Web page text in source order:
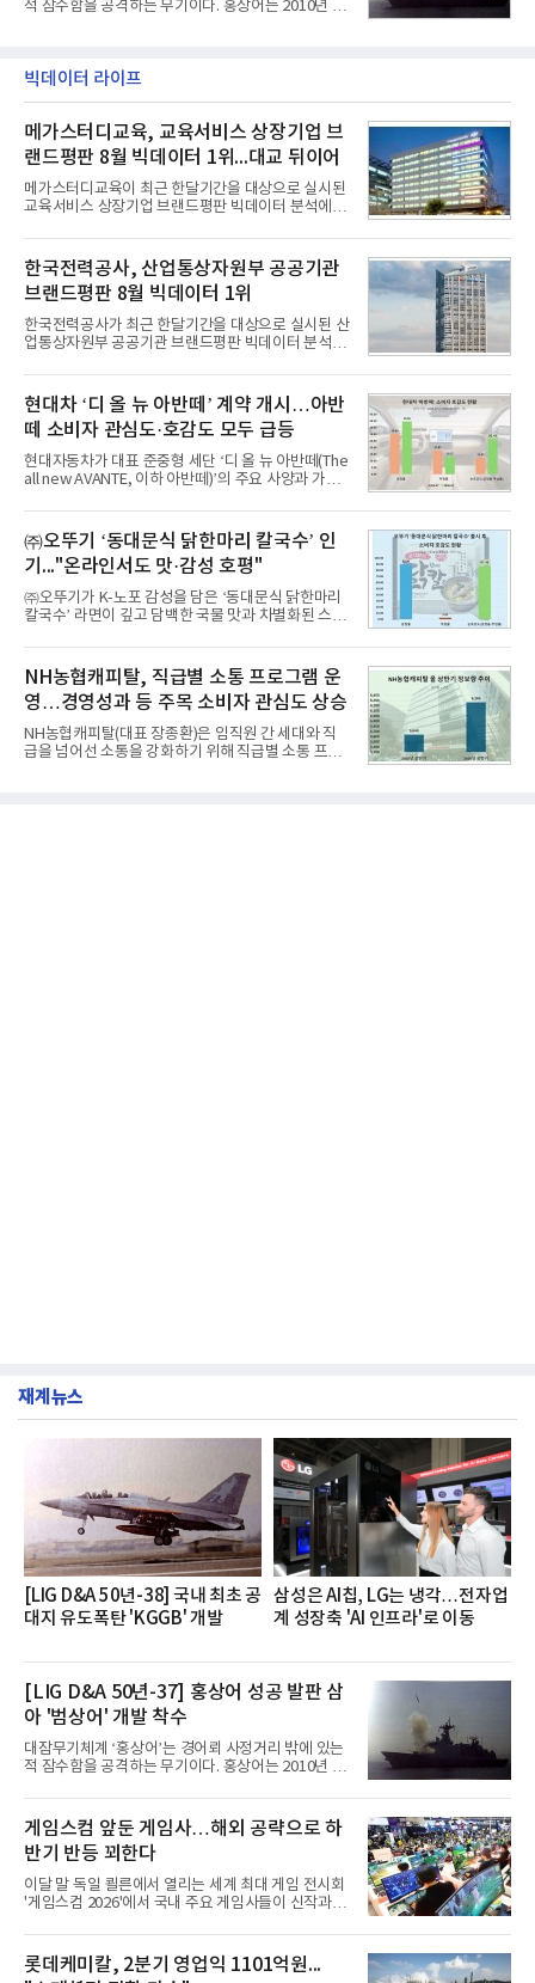
익 2770억원을 기록했다. 전년 동기 대비 매출과 영업
은 4884억
적 잠수함을 공격하는 무기이다. 홍상어는 2010년 넥
성능 검증을 위해 홍상어 시험발사를 실시했다. 이때
다. 2차 품질확인 사격 시험에서도 만족스러운 결과를
얻지 못했다. 완벽한 신뢰성 확보를 위해 LIG넥스원은
국방과학연구소(ADD) 테스크포스(TF)와 합심해 본
격적인 개선 작업에 착수했다.홍상어 유도탄의 모든
분야를
빅데이터 라이프
메가스터디교육, 교육서비스 상장기업 브
랜드평판 8월 빅데이터 1위...대교 뒤이어
메가스터디교육이 최근 한달기간을 대상으로 실시된
교육서비스 상장기업 브랜드평판 빅데이터 분석에서
일 한국기업평판연구소(소장 구창환)는 국내 교육서
비스 상장기업 브랜드를 대상으로 지난 7월 7일부터
8월 7일까지 수집된 소비자 빅데이터 10,074,233건
을 분석한 결과, 메가스터디교육이 브랜드평판지수
1,710,926을 기록하며 8월 1위에 올랐다고 밝혔다.
분석에 활용된 빅데이터는 지난 7월(9,491,206건) 대
비 6.14% 증가한 수치로, 교육서비스 상장기업 브랜
디교육, 대교, 디지
한국전력공사, 산업통상자원부 공공기관
브랜드평판 8월 빅데이터 1위
한국전력공사가 최근 한달기간을 대상으로 실시된 산
업통상자원부 공공기관 브랜드평판 빅데이터 분석에
이 순으로 뒤를 이었다.7일 한국기업평판연구소(소장
구창환)는 산업통상자원부 공공기관 41개 브랜드를
대상으로 지난 7월 7일부터 8월 7일까지 수집된 소비
자 빅데이터 91,102,549건을 분석한 결과, 한국전력
공사가 브랜드평판지수 10,670,633을 기록하며 8월
1위에 올랐다고 밝혔다. 분석에 활용된 빅데이터는 지
난 7월(88,893,823건) 대비 2.48% 증가한 수치다.연
수력원자력, 한국석
현대차 ‘디 올 뉴 아반떼’ 계약 개시…아반
떼 소비자 관심도·호감도 모두 급등
현대자동차가 대표 준중형 세단 ‘디 올 뉴 아반떼(The
all new AVANTE, 이하 아반떼)’의 주요 사양과 가격
떼는 6년 만에 선보이는 8세대 완전변경 모델로, ▲정
교한 선과 면을 중심으로 완성한 파격적인 디자인 ▲
과거 중형 세단 수준으로 확대된 차체 제원 ▲글로벌
최고 수준의 안전성 ▲성능과 효율을 동시에 높인 주
행 완성도 ▲첨단 편의 및 디지털 사양 적용 등을 통해
글로벌 준중형 세단의 새로운 기준을 세웠다.아반떼
는 가솔린 2.0과 1.6 하이브리드 두 가지 파워트레인
넘
㈜오뚜기 ‘동대문식 닭한마리 칼국수’ 인
기..."온라인서도 맛·감성 호평"
㈜오뚜기가 K-노포 감성을 담은 ‘동대문식 닭한마리
칼국수’ 라면이 깊고 담백한 국물 맛과 차별화된 스토
혔다.‘동대문식 닭한마리 칼국수’는 예상을 뛰어넘는
소비자 호응에 힘입어 지난 7월 13일 첫 선을 보인 지
단 18일 만에 누적 판매량 50만 개를 돌파하는 성과를
거두었다.이번 신제품은 개발진이 전국의 닭한마리
전문점을 직접 찾아 다니며 최적의 육수 비율을 완성
했다. 자극적이지 않으면서도 깊은 닭육수에 마늘의
개운한 풍미를 더했으며, 국물이 잘 배어들면서도 쫄
NH농협캐피탈, 직급별 소통 프로그램 운
영…경영성과 등 주목 소비자 관심도 상승
NH농협캐피탈(대표 장종환)은 임직원 간 세대와 직
급을 넘어선 소통을 강화하기 위해 직급별 소통 프로
재계뉴스
[LIG D&A 50년-38] 국내 최초 공
대지 유도폭탄 'KGGB' 개발
삼성은 AI칩, LG는 냉각…전자업
계 성장축 'AI 인프라'로 이동
[LIG D&A 50년-37] 홍상어 성공 발판 삼
아 '범상어' 개발 착수
대잠무기체계 ‘홍상어’는 경어뢰 사정거리 밖에 있는
적 잠수함을 공격하는 무기이다. 홍상어는 2010년 넥
이뤄졌다. 이후 2012년 한국형 구축함(KDX-1) 이상
의 함정에 실전 배치됐다.그해 7월 해군은 동해상에서
성능 검증을 위해 홍상어 시험발사를 실시했다. 이때
홍상어가 목표 지점에서 입수한 후 표적을 타격하지
못하고 물속에서 멈춰버리는 예상 밖의 일이 벌어졌
다. 2차 품질확인 사격 시험에서도 만족스러운 결과를
얻지 못했다. 완벽한 신뢰성 확보를 위해 LIG넥스원은
분야를
게임스컴 앞둔 게임사…해외 공략으로 하
반기 반등 꾀한다
이달 말 독일 쾰른에서 열리는 세계 최대 게임 전시회
'게임스컴 2026'에서 국내 주요 게임사들이 신작과 글
체별로 엇갈린 가운데 하반기 신작 흥행과 해외 시장
성과가 실적을 좌우할 핵심 변수로 떠오르고 있다.8일
업계에 따르면 올해 상반기 게임업계는 기업별 성적
롯데케미칼, 2분기 영업익 1101억원...